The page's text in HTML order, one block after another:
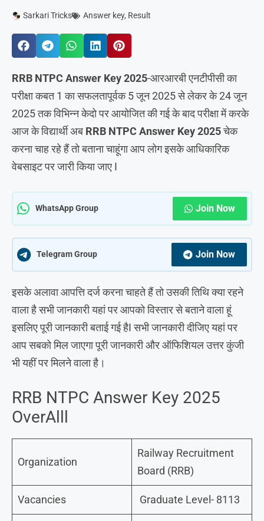
Sarkari Tricks Answer key, Result
RRB NTPC Answer Key 2025-आरआरबी एनटीपीसी का
परीक्षा कबत 1 का सफलतापूर्वक 5 जून 2025 से लेकर के 24 जून
2025 तक विभिन्न केदो पर आयोजित की गई के बाद परीक्षा में करके
आज के विद्यार्थी अब RRB NTPC Answer Key 2025चेक
करना चाह रहे हैं तो बताना चाहूंगा आप लोग इसके आधिकारिक
वेबसाइट पर जारी किया जाए I
WhatsApp Group Join Now
Telegram Group Join Now
इसके अलावा आपत्ति दर्ज करना चाहते हैं तो उसकी तिथि क्या रहने
वाला है सभी जानकारी यहां पर आपको विस्तार से बताने वाला हूं
इसलिए पूरी जानकारी बताई गई हैI सभी जानकारी दीजिए यहां पर
आप सबको मिल जाएगा पूरी जानकारी और ऑफिशियल उत्तर कुंजी
भी यहीं पर मिलने वाला है।
RRB NTPC Answer Key 2025
OverAlll
Organization
Railway Recruitment
Board (RRB)
Vacancies Graduate Level- 8113